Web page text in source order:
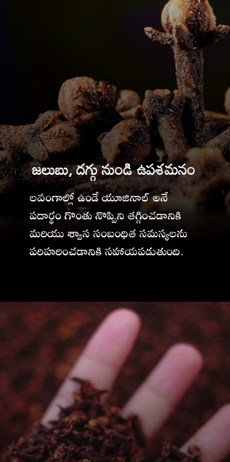
జలుబు, దగ్గు నుండి ఉపశమనం
లవంగాల్లో ఉండే యూజినాల్ అనే
పదార్థం గొంతు నొప్పిని తగ్గించడానికి
మరియు శ్వాస సంబంధిత సమస్యలను
పరిహరించడానికి సహాయపడుతుంది.